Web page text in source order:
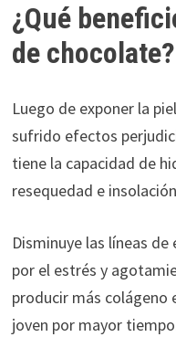
¿Qué
de chocolate?
Luego de exponer la
sufrido efectos
tiene la capacidad de
resequedad e
Disminuye las líneas
por el estrés y
producir más colágeno
joven por mayor